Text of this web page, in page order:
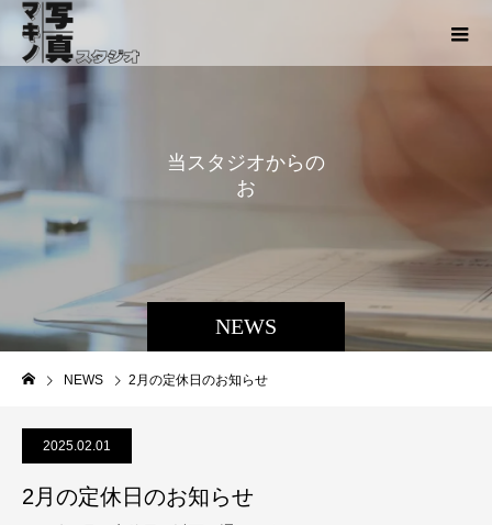
NEWS
当ス タ ジオからの
知ら
NEWS 2月の定休日のお知らせ
2025.02.01
2月の定休日のお知らせ